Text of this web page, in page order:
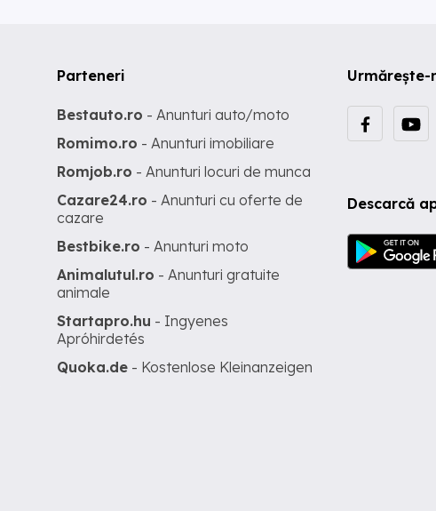
Urmărește-
Descarcă
Parteneri
Bestauto.ro - Anunturi auto/moto
Romimo.ro - Anunturi imobiliare
Romjob.ro - Anunturi locuri de munca
Cazare24.ro - Anunturi cu oferte de
cazare
Bestbike.ro - Anunturi moto
Animalutul.ro - Anunturi gratuite
animale
Startapro.hu - Ingyenes
Apróhirdetés
Quoka.de - Kostenlose Kleinanzeigen